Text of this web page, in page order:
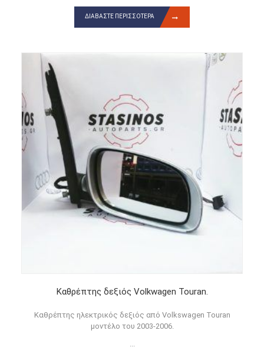
ΔΙΑΒΆΣΤΕ ΠΕΡΙΣΣΌΤΕΡΑ
Καθρέπτης δεξιός Volkwagen Touran.
Καθρέπτης ηλεκτρικός δεξιός από Volkswagen Touran
μοντέλο του 2003-2006.